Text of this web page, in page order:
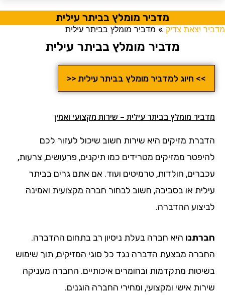
מדביר מומלץ בביתר עילית
מדביר יצאת צדיק » מדביר מומלץ בביתר עילית
מדביר מומלץ בביתר עילית
>> חיוג למדביר מומלץ בביתר עילית <<
מדביר מומלץ בביתר עילית – שירות מקצועי ואמין
הדברת מזיקים היא שירות חשוב שיכול לעזור לכם
להיפטר ממזיקים מטרידים כמו תיקנים, פרעושים, צרעות,
עכברים, חולדות, טרמיטים ועוד. אם אתם גרים בביתר
עילית או בסביבה, חשוב לבחור חברה מקצועית ואמינה
לביצוע ההדברה.
חברתנו היא חברה בעלת ניסיון רב בתחום ההדברה.
החברה מבצעת הדברה נגד כל סוגי המזיקים, תוך שימוש
בשיטות מתקדמות ובחומרים איכותיים. החברה מעניקה
שירות אישי ומקצועי, ומחירי החברה הוגנים.